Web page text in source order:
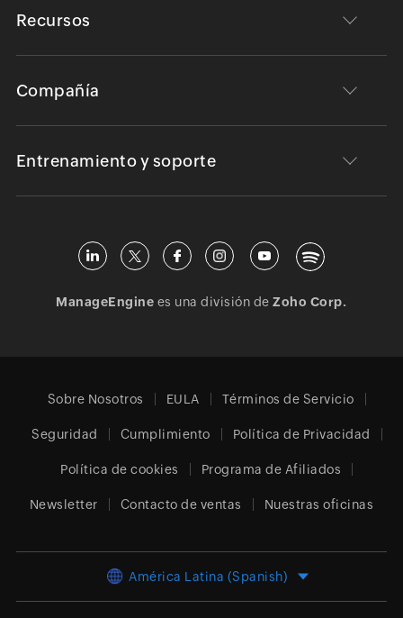
Recursos
Compañía
Entrenamiento y soporte
ManageEngine es una división deZoho Corp.
Sobre Nosotros EULA Términos de Servicio
Seguridad Cumplimiento Política de Privacidad
Política de cookies Programa de Afiliados
Newsletter Contacto de ventas Nuestras oficinas
América Latina (Spanish)